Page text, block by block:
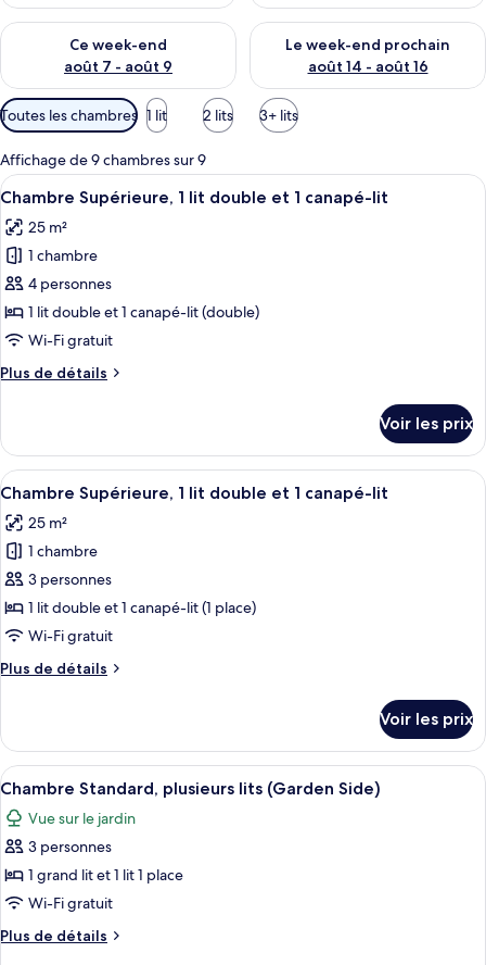
Ce week-end
août 7 - août 9
Vérifier la disponibilité pour ce week-end août 7 - août 9
Le week-end prochain
août 14 - août 16
Vérifier la disponibilité pour
Filtres
disponibles
pour
les
chambres
Toutes les chambres 1 lit 2 lits 3+ lits
Affichage de 9 chambres sur 9
Afficher
toutes
les
photos
pour
ce
type
chambre :
lit
double
et
canapé-
lit
Literie de qualité supérieure, matelas
9
Chambre Supérieure, 1 lit double et 1 canapé-lit
25 m²
1 chambre
4 personnes
1 lit double et 1 canapé-lit (double)
Wi-Fi gratuit
Plus de détails
Plus
le
type
de
Chambre
Supérieure,
lit
double
et
canapé-
Voir les prix
Afficher
toutes
les
photos
pour
ce
type
chambre :
lit
double
et
1
canapé-
lit
Literie de qualité supérieure, matelas
6
Chambre Supérieure, 1 lit double et 1 canapé-lit
25 m²
1 chambre
3 personnes
1 lit double et 1 canapé-lit (1 place)
Wi-Fi gratuit
Plus de détails
Plus
le
type
de
chambre
Chambre
Supérieure,
lit
double
1
Voir les prix
Afficher
toutes
les
photos
pour
ce
type
de
Une table avec un livre, une tasse
5
Chambre Standard, plusieurs lits (Garden Side)
Vue sur le jardin
3 personnes
1 grand lit et 1 lit 1 place
Wi-Fi gratuit
Plus de détails
Plus